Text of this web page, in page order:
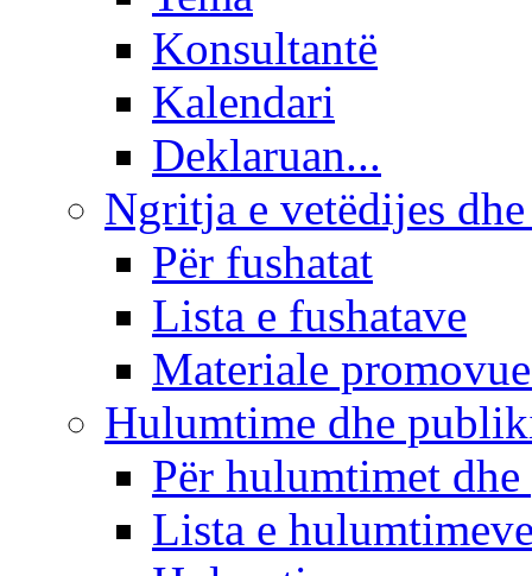
Konsultantë
Kalendari
Deklaruan...
Ngritja e vetëdijes
Për fushatat
Lista e fushatave
Materiale
Hulumtime dhe
Për hulumtimet
Lista e